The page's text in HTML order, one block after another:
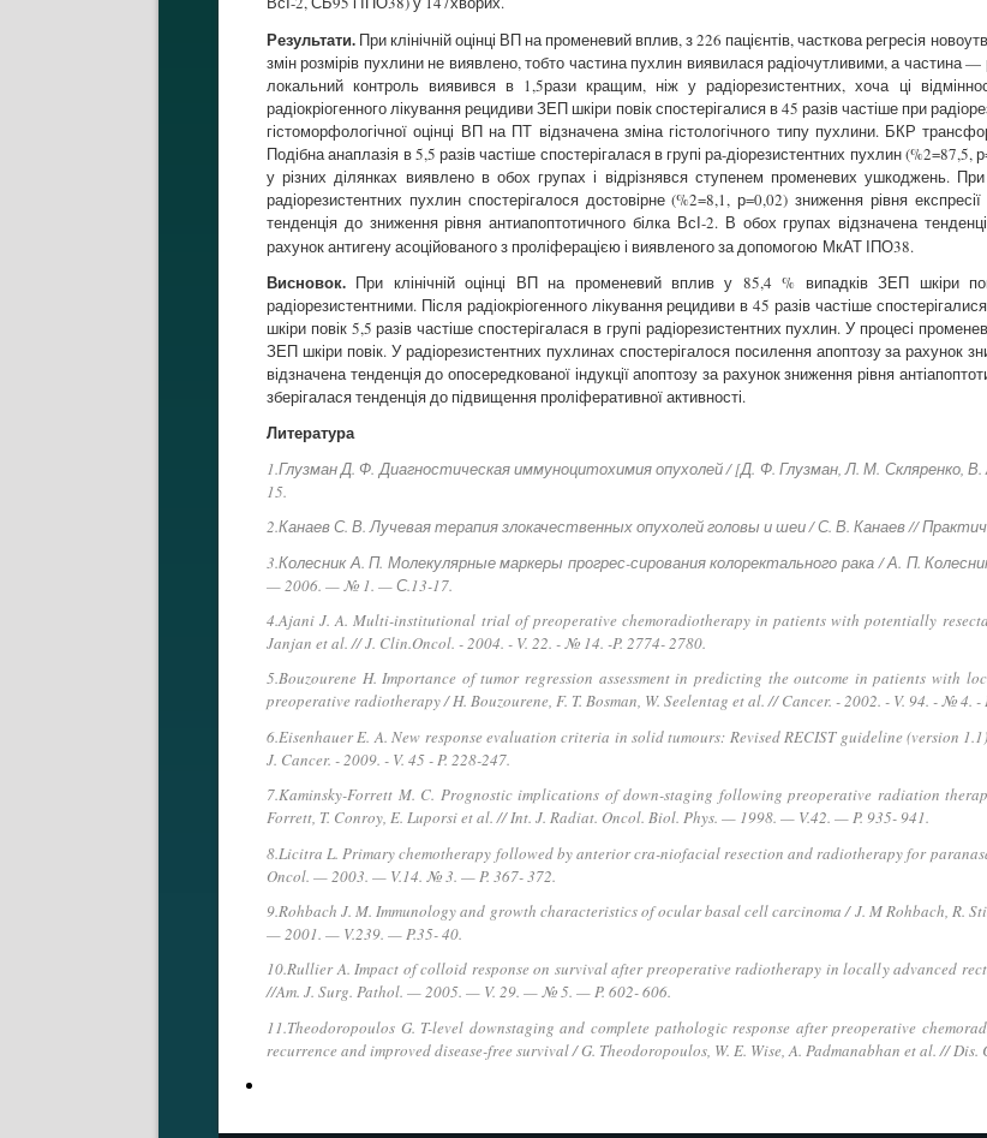
Результати. При клінічній оцінці ВП на променевий вплив, з 226 пацієнтів, часткова регресія
змін розмірів пухлини не виявлено, тобто частина пухлин виявилася радіочутливими, а частина
локальний контроль виявився в 1,5рази кращим, ніж у радіорезистентних, хоча ці
радіокріогенного лікування рецидиви ЗЕП шкіри повік спостерігалися в 45 разів частіше при
гістоморфологічної оцінці ВП на ПТ відзначена зміна гістологічного типу пухлини. БКР
Подібна анаплазія в 5,5 разів частіше спостерігалася в групі ра-діорезистентних пухлин
у різних ділянках виявлено в обох групах і відрізнявся ступенем променевих ушкоджень.
радіорезистентних пухлин спостерігалося достовірне (%2=8,1, р=0,02) зниження рівня
тенденція до зниження рівня антиапоптотичного білка ВсІ-2. В обох групах відзначена
рахунок антигену асоційованого з проліферацією і виявленого за допомогою МкАТ ІПО38.
Висновок. При клінічній оцінці ВП на променевий вплив у 85,4 % випадків ЗЕП шкіри
радіорезистентними. Після радіокріогенного лікування рецидиви в 45 разів частіше
шкіри повік 5,5 разів частіше спостерігалася в групі радіорезистентних пухлин. У процесі
ЗЕП шкіри повік. У радіорезистентних пухлинах спостерігалося посилення апоптозу за рахунок
відзначена тенденція до опосередкованої індукції апоптозу за рахунок зниження рівня
зберігалася тенденція до підвищення проліферативної активності.
Литература
1.Глузман Д. Ф. Диагностическая иммуноцитохимия опухолей / [Д. Ф. Глузман, Л. М. Скляренко,
15.
2.Канаев С. В. Лучевая терапия злокачественных опухолей головы и шеи / С. В. Канаев //
3.Колесник А. П. Молекулярные маркеры прогрес-сирования колоректального рака / А. П.
— 2006. — № 1. — С.13-17.
4.Ajani J. A. Multi-institutional trial of preoperative chemoradiotherapy in patients with potentially
Janjan et al. // J. Clin.Oncol. - 2004. - V. 22. - № 14. -P. 2774- 2780.
5.Bouzourene H. Importance of tumor regression assessment in predicting the outcome in patients with
preoperative radiotherapy / H. Bouzourene, F. T. Bosman, W. Seelentag et al. // Cancer. - 2002. - V. 94. - № 4. -
6.Eisenhauer E. A. New response evaluation criteria in solid tumours: Revised RECIST guideline (version
J. Cancer. - 2009. - V. 45 - P. 228-247.
7.Kaminsky-Forrett M. C. Prognostic implications of down-staging following preoperative radiation
Forrett, T. Conroy, E. Luporsi et al. // Int. J. Radiat. Oncol. Biol. Phys. — 1998. — V.42. — P. 935- 941.
8.Licitra L. Primary chemotherapy followed by anterior cra-niofacial resection and radiotherapy for
Oncol. — 2003. — V.14. № 3. — P. 367- 372.
9.Rohbach J. M. Immunology and growth characteristics of ocular basal cell carcinoma / J. M Rohbach, R.
— 2001. — V.239. — P.35- 40.
10.Rullier A. Impact of colloid response on survival after preoperative radiotherapy in locally advanced
//Am. J. Surg. Pathol. — 2005. — V. 29. — № 5. — P. 602- 606.
11.Theodoropoulos G. T-level downstaging and complete pathologic response after preoperative
recurrence and improved disease-free survival / G. Theodoropoulos, W. E. Wise, A. Padmanabhan et al. //